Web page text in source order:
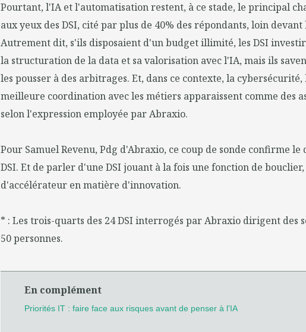
Pourtant, l'IA et l'automatisation restent, à ce stade, le principal
aux yeux des DSI, cité par plus de 40% des répondants, loin
Autrement dit, s'ils disposaient d'un budget illimité, les DSI
la structuration de la data et sa valorisation avec l'IA, mais ils
les pousser à des arbitrages. Et, dans ce contexte, la
meilleure coordination avec les métiers apparaissent comme des
selon l'expression employée par Abraxio.
Pour Samuel Revenu, Pdg d'Abraxio, ce coup de sonde confirme
DSI. Et de parler d'une DSI jouant à la fois une fonction de bouclier,
d'accélérateur en matière d'innovation.
* : Les trois-quarts des 24 DSI interrogés par Abraxio dirigent des
50 personnes.
En complément
Priorités IT : faire face aux risques avant de penser à l'IA